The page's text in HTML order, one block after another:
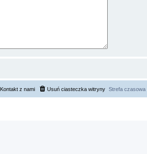
Strefa czasowa
Usuń ciasteczka witryny
Kontakt z nami